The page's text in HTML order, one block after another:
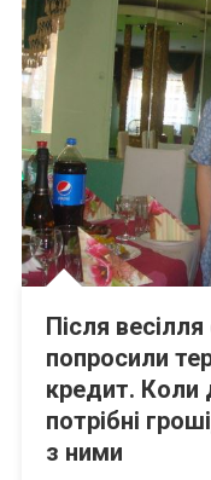
Після
попросили
кредит. Коли
потрібні
з ними